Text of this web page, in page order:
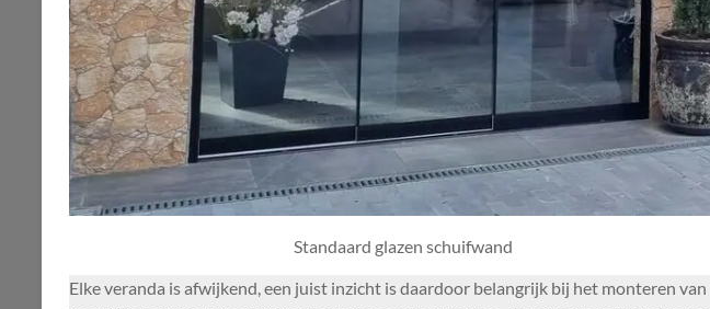
Standaard glazen schuifwand
Elke veranda is afwijkend, een juist inzicht is daardoor belangrijk bij het monteren